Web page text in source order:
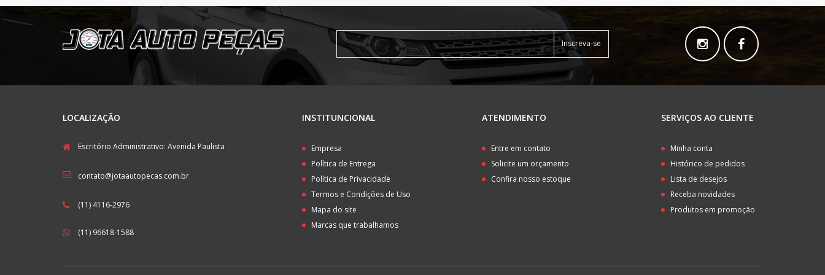
Inscreva-se
LOCALIZAÇÃO
Escritório Administrativo: Avenida Paulista
contato@jotaautopecas.com.br
(11) 4116-2976
(11) 96618-1588
INSTITUNCIONAL
Empresa
Política de Entrega
Política de Privacidade
Termos e Condições de Uso
Mapa do site
Marcas que trabalhamos
ATENDIMENTO
Entre em contato
Solicite um orçamento
Confira nosso estoque
SERVIÇOS AO CLIENTE
Minha conta
Histórico de pedidos
Lista de desejos
Receba novidades
Produtos em promoção